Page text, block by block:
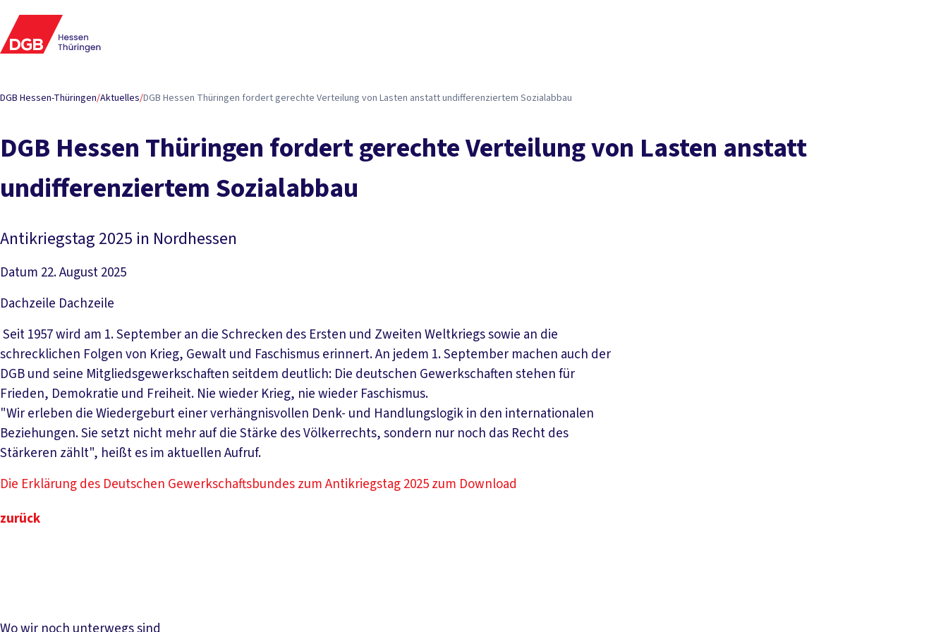
DGB Hessen-Thüringen/Aktuelles/DGB Hessen Thüringen fordert gerechte Verteilung von Lasten anstatt undifferenziertem Sozialabbau
DGB Hessen Thüringen fordert gerechte Verteilung von Lasten anstatt
undifferenziertem Sozialabbau
Antikriegstag 2025 in Nordhessen
Datum 22. August 2025
Dachzeile Dachzeile
Seit 1957 wird am 1. September an die Schrecken des Ersten und Zweiten Weltkriegs sowie an die
schrecklichen Folgen von Krieg, Gewalt und Faschismus erinnert. An jedem 1. September machen auch der
DGB und seine Mitgliedsgewerkschaften seitdem deutlich: Die deutschen Gewerkschaften stehen für
Frieden, Demokratie und Freiheit. Nie wieder Krieg, nie wieder Faschismus.
"Wir erleben die Wiedergeburt einer verhängnisvollen Denk- und Handlungslogik in den internationalen
Beziehungen. Sie setzt nicht mehr auf die Stärke des Völkerrechts, sondern nur noch das Recht des
Stärkeren zählt", heißt es im aktuellen Aufruf.
Die Erklärung des Deutschen Gewerkschaftsbundes zum Antikriegstag 2025 zum Download
zurück